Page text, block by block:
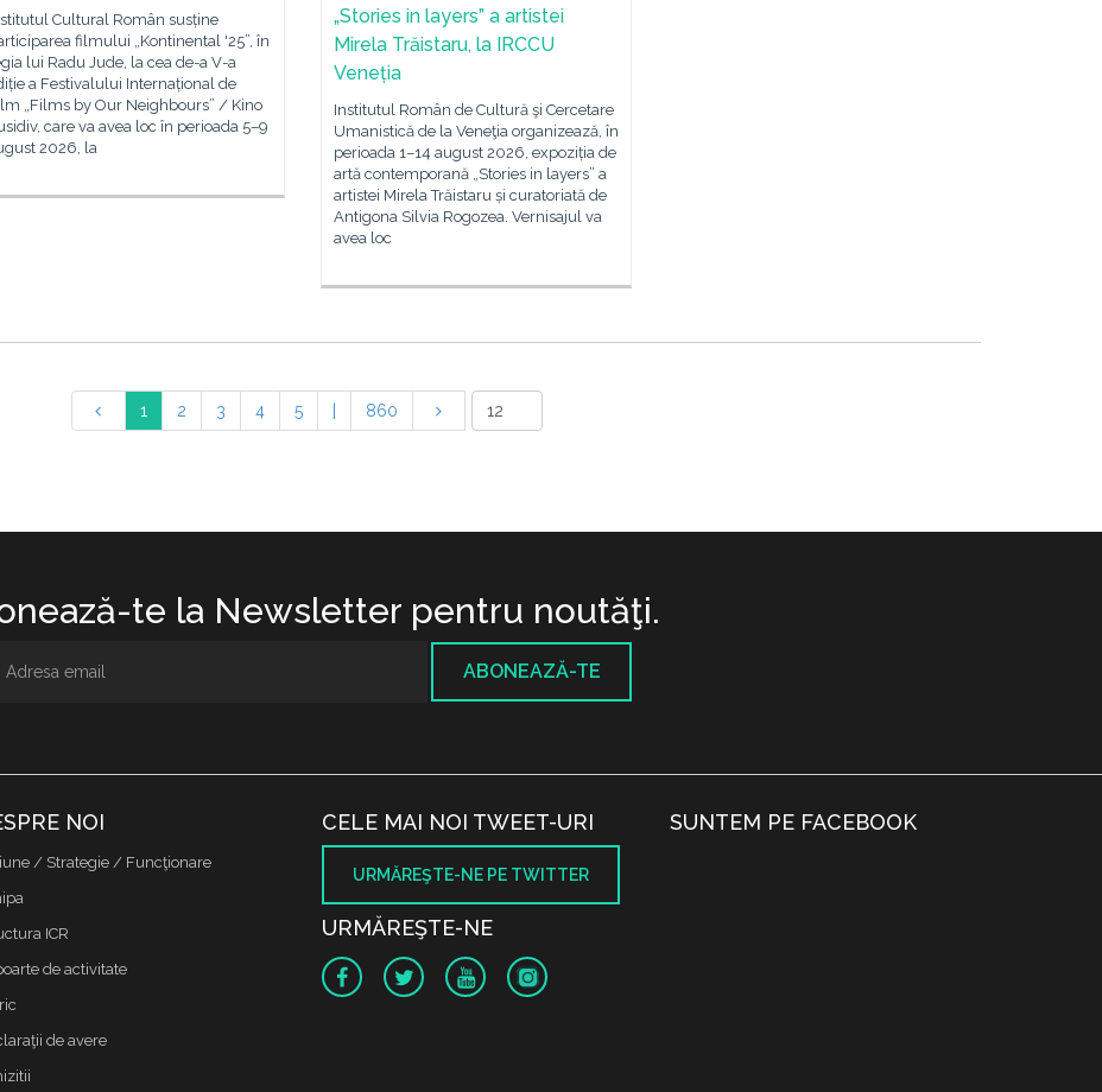
Cultural Român susține
filmului „Kontinental '25”, în
lui Radu Jude, la cea de-a V-a
a Festivalului Internațional de
„Films by Our Neighbours” / Kino
care va avea loc în perioada 5–9
2026, la
„Stories in layers” a artistei
Mirela Trăistaru, la IRCCU
Veneția
Institutul Român de Cultură şi Cercetare
Umanistică de la Veneţia organizează, în
perioada 1–14 august 2026, expoziția de
artă contemporană „Stories in layers” a
artistei Mirela Trăistaru și curatoriată de
Antigona Silvia Rogozea. Vernisajul va
avea loc
1 2 3 4 5 860
te la Newsletter pentru noutăţi.
ABONEAZĂ-TE
NOI
/ Strategie / Funcţionare
ICR
de activitate
de avere
CELE MAI NOI TWEET-URI
URMĂREŞTE-NE PE TWITTER
URMĂREŞTE-NE
SUNTEM PE FACEBOOK